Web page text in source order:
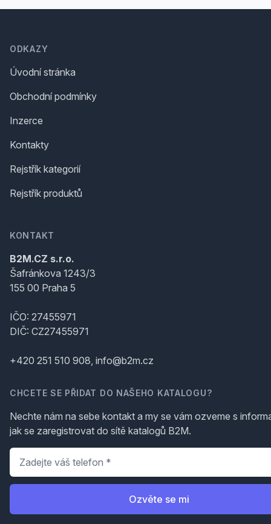
ODKAZY
Úvodní stránka
Obchodní podmínky
Inzerce
Kontakty
Rejstřík kategorií
Rejstřík produktů
KONTAKT
B2M.CZ s.r.o.
Šafránkova 1243/3
155 00 Praha 5
IČO: 27455971
DIČ: CZ27455971
+420 251 510 908, info@b2m.cz
CHCETE SE PŘIDAT DO NAŠEHO KATALOGU?
Nechte nám na sebe kontakt a my se vám ozveme s
jak se zaregistrovat do sítě katalogů B2M.
Telefon
Ozvěte se mi